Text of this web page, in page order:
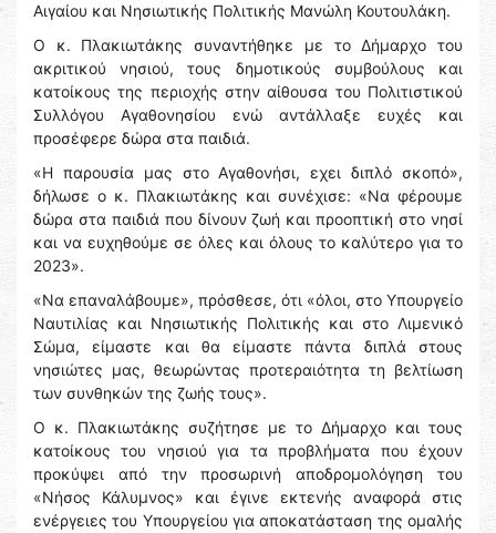
Αιγαίου και Νησιωτικής Πολιτικής Μανώλη Κουτουλάκη.
Ο κ. Πλακιωτάκης συναντήθηκε με το Δήμαρχο του
ακριτικού νησιού, τους δημοτικούς συμβούλους και
κατοίκους της περιοχής στην αίθουσα του Πολιτιστικού
Συλλόγου Αγαθονησίου ενώ αντάλλαξε ευχές και
προσέφερε δώρα στα παιδιά.
«Η παρουσία μας στο Αγαθονήσι, εχει διπλό σκοπό»,
δήλωσε ο κ. Πλακιωτάκης και συνέχισε: «Να φέρουμε
δώρα στα παιδιά που δίνουν ζωή και προοπτική στο νησί
και να ευχηθούμε σε όλες και όλους το καλύτερο για το
2023».
«Να επαναλάβουμε», πρόσθεσε, ότι «όλοι, στο Υπουργείο
Ναυτιλίας και Νησιωτικής Πολιτικής και στο Λιμενικό
Σώμα, είμαστε και θα είμαστε πάντα διπλά στους
νησιώτες μας, θεωρώντας προτεραιότητα τη βελτίωση
των συνθηκών της ζωής τους».
Ο κ. Πλακιωτάκης συζήτησε με το Δήμαρχο και τους
κατοίκους του νησιού για τα προβλήματα που έχουν
προκύψει από την προσωρινή αποδρομολόγηση του
«Νήσος Κάλυμνος» και έγινε εκτενής αναφορά στις
ενέργειες του Υπουργείου για αποκατάσταση της ομαλής